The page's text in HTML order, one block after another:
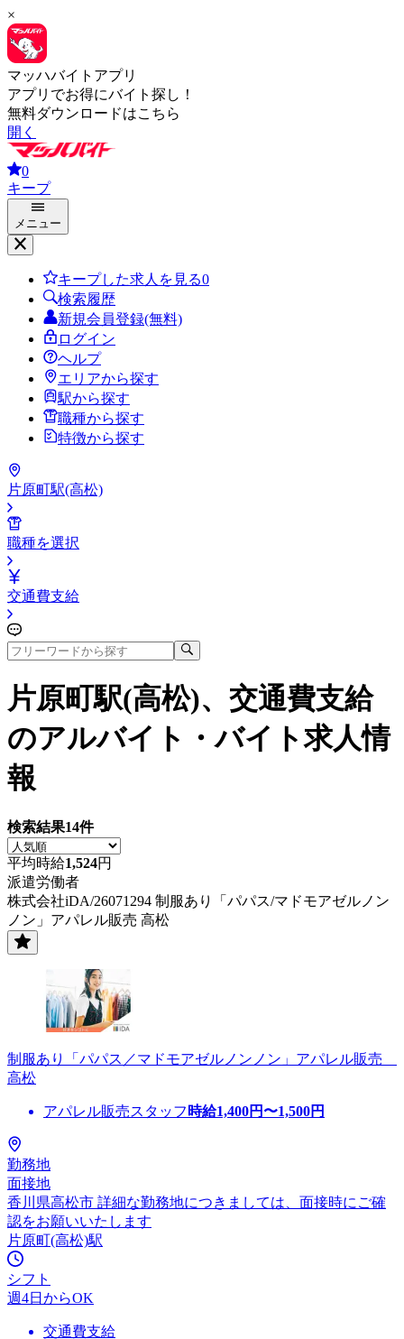
×
マッハバイトアプリ
アプリでお得にバイト探し！
無料ダウンロードはこちら
開く
0
キープ
メニュー
キープした求人を見る0
検索履歴
新規会員登録(無料)
ログイン
ヘルプ
エリアから探す
駅から探す
職種から探す
特徴から探す
片原町駅(高松)
職種を選択
交通費支給
片原町駅(高松)、交通費支給
のアルバイト・バイト求人情
報
検索結果14件
平均時給1,524円
派遣労働者
株式会社iDA/26071294 制服あり「パパス/マドモアゼルノン
ノン」アパレル販売 高松
制服あり「パパス／マドモアゼルノンノン」アパレル販売
高松
アパレル販売スタッフ 時給1,400円〜1,500円
勤務地
面接地
香川県高松市 詳細な勤務地につきましては、面接時にご確
認をお願いいたします
片原町(高松)駅
シフト
週4日からOK
交通費支給